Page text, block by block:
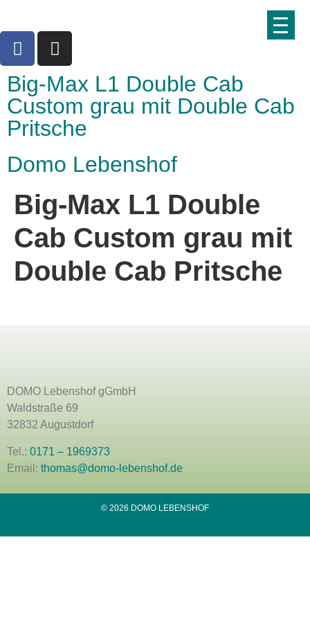
Big-Max L1 Double Cab
Custom grau mit Double Cab
Pritsche
Domo Lebenshof
Big-Max L1 Double
Cab Custom grau mit
Double Cab Pritsche
DOMO Lebenshof gGmbH
Waldstraße 69
32832 Augustdorf
Tel.: 0171 – 1969373
Email: thomas@domo-lebenshof.de
© 2026 DOMO LEBENSHOF